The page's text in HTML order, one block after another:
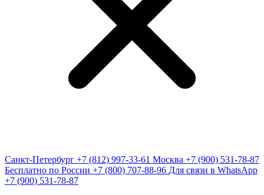
Санкт-Петербург +7 (812) 997-33-61 Москва +7 (900) 531-78-87
Бесплатно по России +7 (800) 707-88-96 Для связи в WhatsApp
+7 (900) 531-78-87